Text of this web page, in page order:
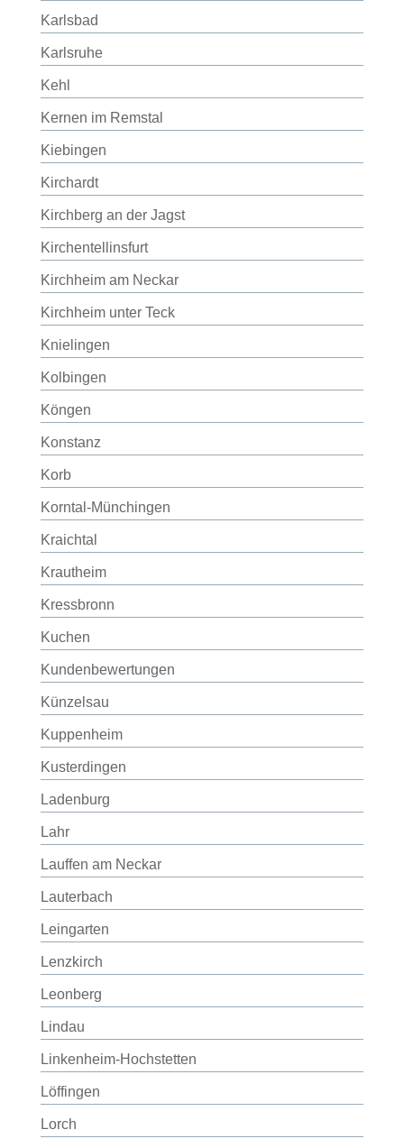
Karlsbad
Karlsruhe
Kehl
Kernen im Remstal
Kiebingen
Kirchardt
Kirchberg an der Jagst
Kirchentellinsfurt
Kirchheim am Neckar
Kirchheim unter Teck
Knielingen
Kolbingen
Köngen
Konstanz
Korb
Korntal-Münchingen
Kraichtal
Krautheim
Kressbronn
Kuchen
Kundenbewertungen
Künzelsau
Kuppenheim
Kusterdingen
Ladenburg
Lahr
Lauffen am Neckar
Lauterbach
Leingarten
Lenzkirch
Leonberg
Lindau
Linkenheim-Hochstetten
Löffingen
Lorch